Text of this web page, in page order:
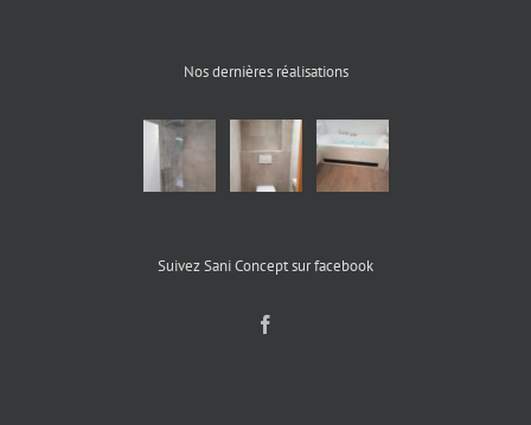
Nos dernières réalisations
Suivez Sani Concept sur facebook